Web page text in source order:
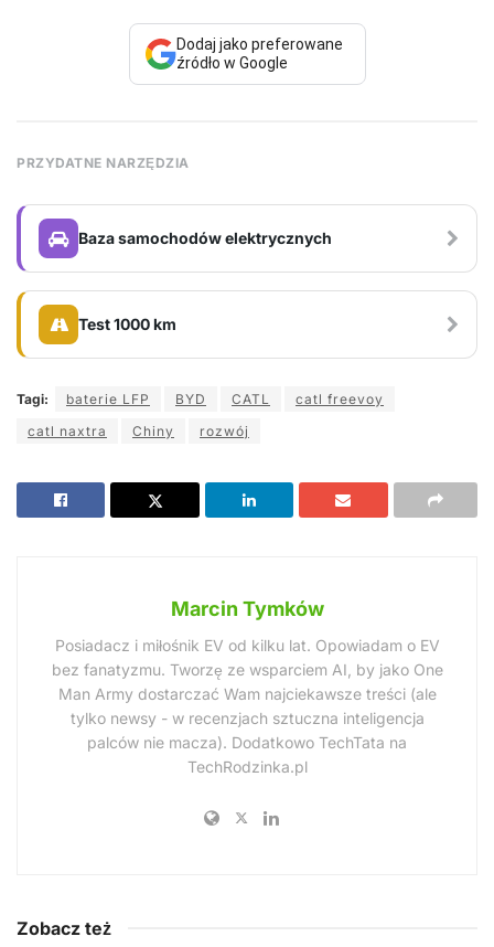
Dodaj jako preferowane
źródło w Google
PRZYDATNE NARZĘDZIA
Baza samochodów elektrycznych
Test 1000 km
Tagi: baterie LFP BYD CATL
catl freevoy
catl naxtra
Chiny rozwój
Marcin Tymków
Posiadacz i miłośnik EV od kilku lat. Opowiadam o EV
bez fanatyzmu. Tworzę ze wsparciem AI, by jako One
Man Army dostarczać Wam najciekawsze treści (ale
tylko newsy - w recenzjach sztuczna inteligencja
palców nie macza). Dodatkowo TechTata na
TechRodzinka.pl
Zobacz też